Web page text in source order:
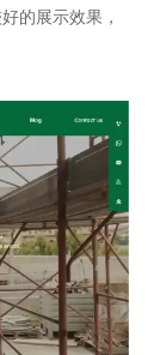
的展示效果，